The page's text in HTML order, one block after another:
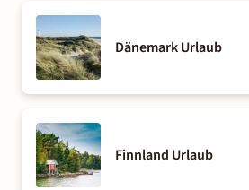
Dänemark Urlaub
Finnland Urlaub